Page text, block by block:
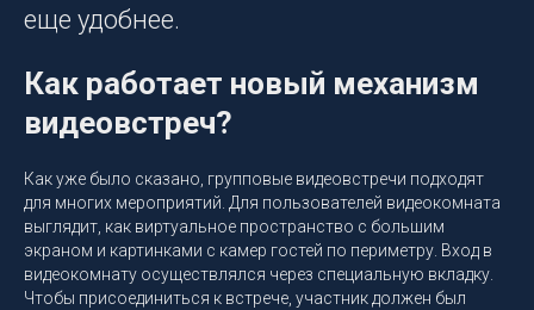
еще удобнее.
Как работает новый механизм
видеовстреч?
Как уже было сказано, групповые видеовстречи подходят
для многих мероприятий. Для пользователей видеокомната
выглядит, как виртуальное пространство с большим
экраном и картинками с камер гостей по периметру. Вход в
видеокомнату осуществлялся через специальную вкладку.
Чтобы присоединиться к встрече, участник должен был